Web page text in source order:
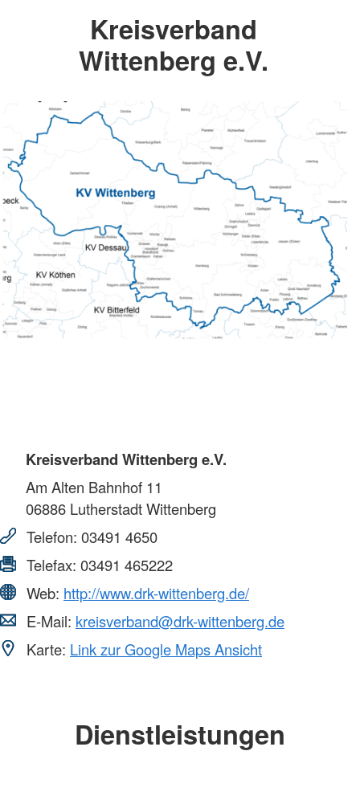
Kreisverband
Wittenberg e.V.
Kreisverband Wittenberg e.V.
Am Alten Bahnhof 11
06886 Lutherstadt Wittenberg
Telefon: 03491 4650
Telefax: 03491 465222
Web: http://www.drk-wittenberg.de/
E-Mail: kreisverband@drk-wittenberg.de
Karte: Link zur Google Maps Ansicht
Dienstleistungen